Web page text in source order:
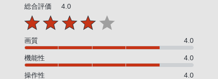
総合評価 4.0
画質 4.0
機能性 4.0
操作性 4.0